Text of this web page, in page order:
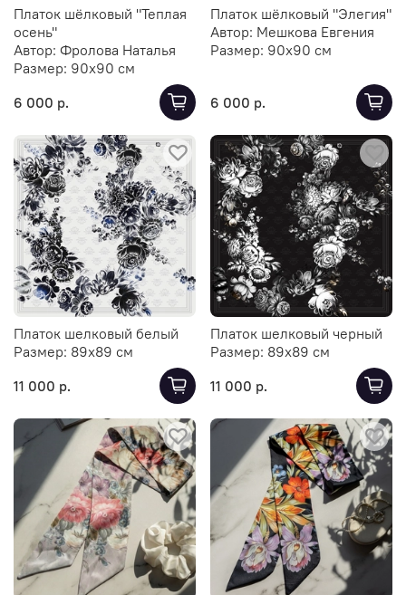
Платок шёлковый "Теплая
осень"
Автор: Фролова Наталья
Размер: 90х90 см
6 000 р.
Платок шёлковый "Элегия"
Автор: Мешкова Евгения
Размер: 90х90 см
6 000 р.
Платок шелковый белый
Размер: 89х89 см
11 000 р.
Платок шелковый черный
Размер: 89х89 см
11 000 р.